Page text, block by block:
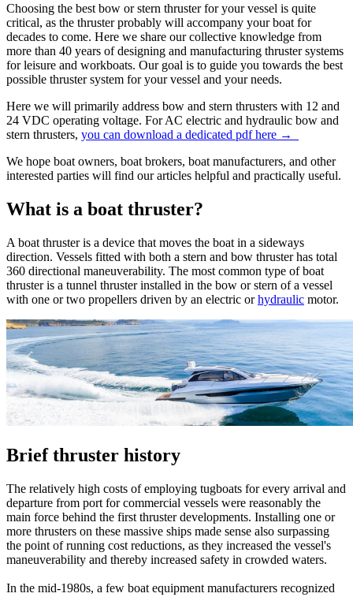
Choosing the best bow or stern thruster for your vessel is quite
critical, as the thruster probably will accompany your boat for
decades to come. Here we share our collective knowledge from
more than 40 years of designing and manufacturing thruster systems
for leisure and workboats. Our goal is to guide you towards the best
possible thruster system for your vessel and your needs.
Here we will primarily address bow and stern thrusters with 12 and
24 VDC operating voltage. For AC electric and hydraulic bow and
stern thrusters, you can download a dedicated pdf here →
We hope boat owners, boat brokers, boat manufacturers, and other
interested parties will find our articles helpful and practically useful.
What is a boat thruster?
A boat thruster is a device that moves the boat in a sideways
direction. Vessels fitted with both a stern and bow thruster has total
360 directional maneuverability. The most common type of boat
thruster is a tunnel thruster installed in the bow or stern of a vessel
with one or two propellers driven by an electric orhydraulic motor.
Brief thruster history
The relatively high costs of employing tugboats for every arrival and
departure from port for commercial vessels were reasonably the
main force behind the first thruster developments. Installing one or
more thrusters on these massive ships made sense also surpassing
the point of running cost reductions, as they increased the vessel's
maneuverability and thereby increased safety in crowded waters.
In the mid-1980s, a few boat equipment manufacturers recognized